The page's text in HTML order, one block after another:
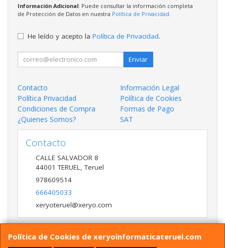
Política de Cookies de xeryoinformaticateruel.com
Información Adicional: Puede consultar la información completa
de Protección de Datos en nuestra Política de Privacidad.
He leído y acepto la Política de Privacidad.
Enviar
Contacto
Información Legal
Política Privacidad
Política de Cookies
Condiciones de Compra
Formas de Pago
¿Quienes Somos?
SAT
Contacto
CALLE SALVADOR 8
44001 TERUEL,Teruel
978609514
666405033
xeryoteruel@xeryo.com
Horario